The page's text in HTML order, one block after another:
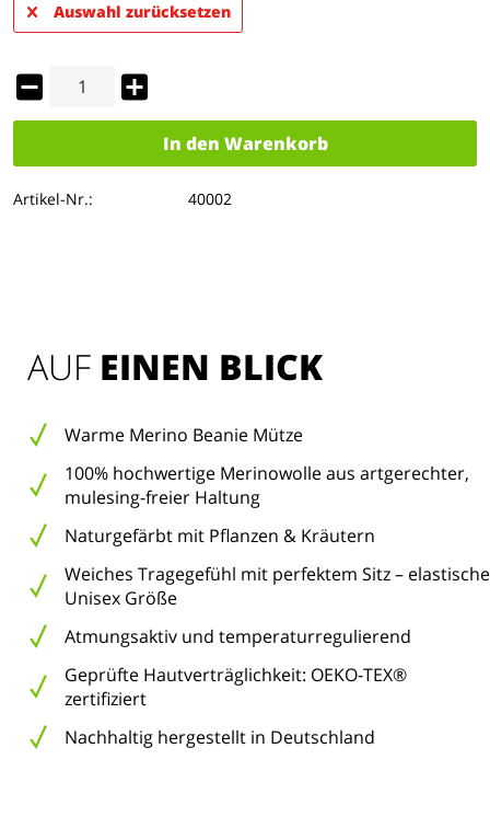
Auswahl zurücksetzen
In den Warenkorb
Artikel-Nr.: 40002
AUF EINEN BLICK
Warme Merino Beanie Mütze
100% hochwertige Merinowolle aus artgerechter,
mulesing-freier Haltung
Naturgefärbt mit Pflanzen & Kräutern
Weiches Tragegefühl mit perfektem Sitz – elastische
Unisex Größe
Atmungsaktiv und temperaturregulierend
Geprüfte Hautverträglichkeit: OEKO-TEX®
zertifiziert
Nachhaltig hergestellt in Deutschland